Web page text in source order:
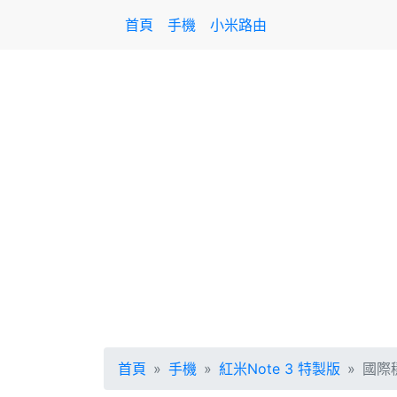
首頁 手機 小米路由
首頁 手機 紅米Note 3 特製版 國際